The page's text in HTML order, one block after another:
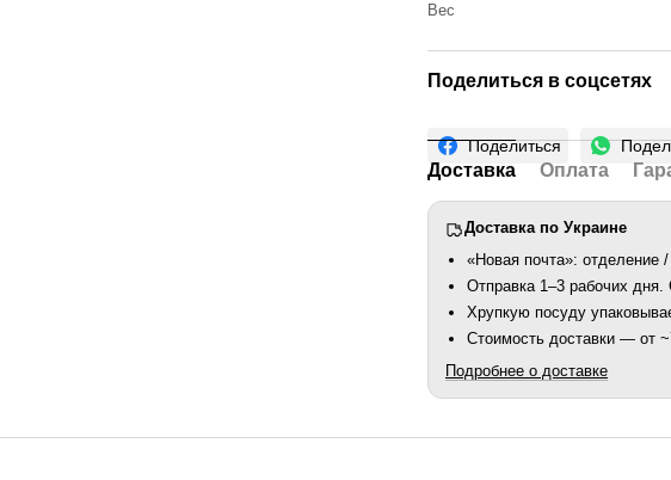
Вес
Поделиться в соцсетях
Поделиться
Доставка Оплата
Доставка по Украине
«Новая почта»: отделение
Отправка 1–3 рабочих
Хрупкую посуду
Стоимость доставки — от
Подробнее о доставке